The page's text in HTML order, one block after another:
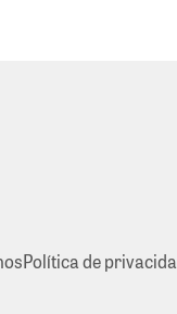
Política de